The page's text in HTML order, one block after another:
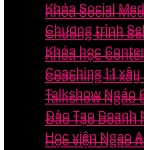
Khóa Social
Chương trình
Khóa học
Coaching 1:1
Talkshow Ngáo
Đào Tạo Doanh
Học viện Ngao
Khóa Social
Chương trình
Khóa học
Coaching 1:1
Talkshow Ngáo
Đào Tạo Doanh
Học viện Ngao